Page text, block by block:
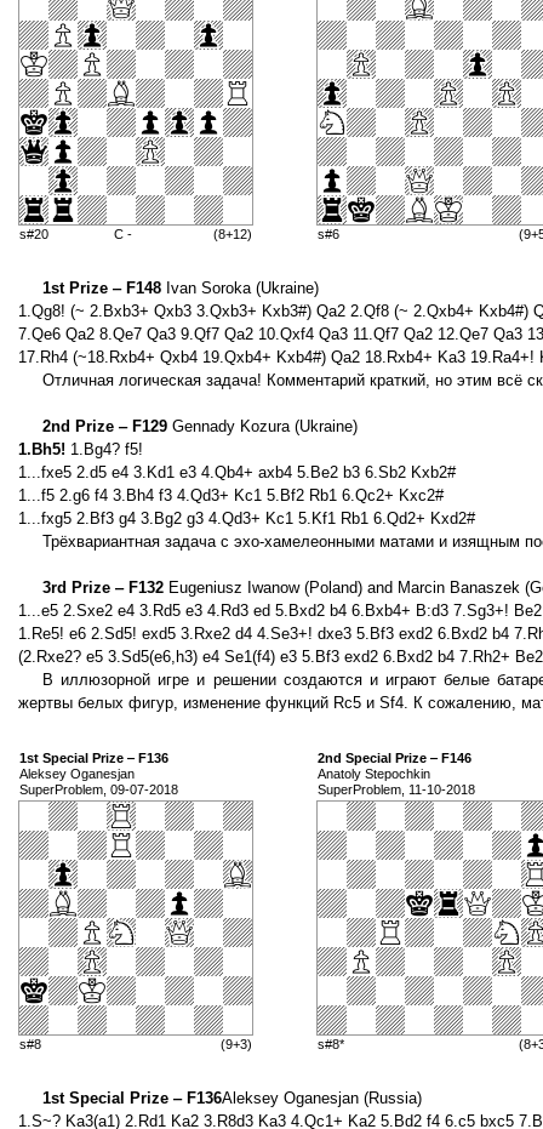
s#20 C - (8+12) s#6
1st Prize ‒ F148 Ivan Soroka (Ukraine)
1.Qg8! (~ 2.Bxb3+ Qxb3 3.Qxb3+ Kxb3#) Qa2 2.Qf8 (~ 2.Qxb4+ Kxb4#)
7.Qe6 Qa2 8.Qe7 Qa3 9.Qf7 Qa2 10.Qxf4 Qa3 11.Qf7 Qa2 12.Qe7 Qa3
17.Rh4 (~18.Rxb4+ Qxb4 19.Qxb4+ Kxb4#) Qa2 18.Rxb4+ Ka3 19.Ra4+!
Отличная логическая задача! Комментарий краткий, но этим всё
2nd Prize ‒ F129 Gennady Kozura (Ukraine)
1.Bh5! 1.Bg4? f5!
1...fxe5 2.d5 e4 3.Kd1 e3 4.Qb4+ axb4 5.Be2 b3 6.Sb2 Kxb2#
1...f5 2.g6 f4 3.Bh4 f3 4.Qd3+ Kc1 5.Bf2 Rb1 6.Qc2+ Kxc2#
1...fxg5 2.Bf3 g4 3.Bg2 g3 4.Qd3+ Kc1 5.Kf1 Rb1 6.Qd2+ Kxd2#
Трёхвариантная задача с эхо-хамелеонными матами и изящным
3rd Prize ‒ F132 Eugeniusz Iwanow (Poland) and Marcin Banaszek
1...e5 2.Sxe2 e4 3.Rd5 e3 4.Rd3 ed 5.Bxd2 b4 6.Bxb4+ B:d3 7.Sg3+!
1.Re5! e6 2.Sd5! exd5 3.Rxe2 d4 4.Se3+! dxe3 5.Bf3 exd2 6.Bxd2 b4
(2.Rxe2? e5 3.Sd5(e6,h3) e4 Se1(f4) e3 5.Bf3 exd2 6.Bxd2 b4 7.Rh2+
В иллюзорной игре и решении создаются и играют белые
жертвы белых фигур, изменение функций Rc5 и Sf4. К сожалению,
1st Special Prize ‒ F136
Aleksey Oganesjan
SuperProblem, 09-07-2018
s#8 (9+3)
2nd Special Prize ‒ F146
Anatoly Stepochkin
SuperProblem, 11-10-2018
s#8*
1st Special Prize ‒ F136Aleksey Oganesjan (Russia)
1.S~? Ka3(a1) 2.Rd1 Ka2 3.R8d3 Ka3 4.Qc1+ Ka2 5.Bd2 f4 6.c5 bxc5